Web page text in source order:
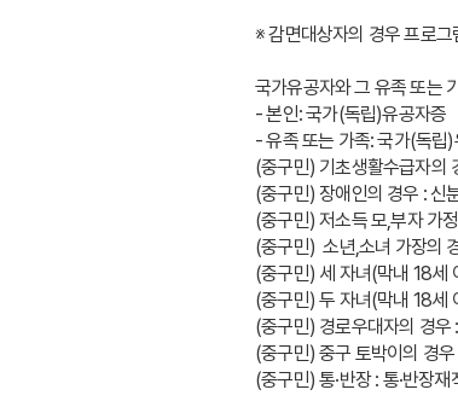
※ 감면대상자의 경우 프로
국가유공자와 그 유족 또는
- 본인: 국가(독립)유공자증
- 유족 또는 가족: 국가(독립
(중구민) 기초생활수급자의
(중구민) 장애인의 경우 : 신
(중구민) 저소득 모,부자 가
(중구민)  소년,소녀 가장의
(중구민) 세 자녀(막내 18세
(중구민) 두 자녀(막내 18세
(중구민) 경로우대자의 경
(중구민) 중구 토박이의 경
(중구민) 통·반장 : 통·반장재